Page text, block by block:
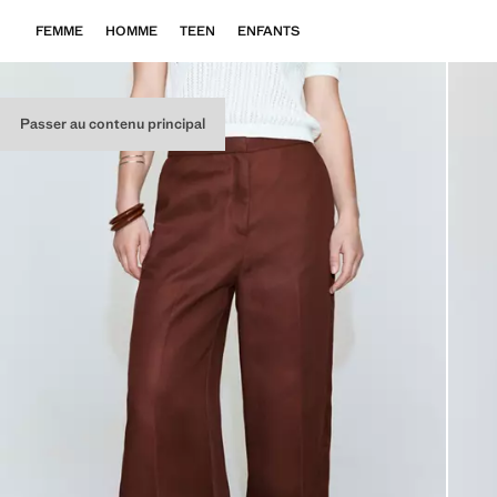
Passer au contenu principal
FEMME HOMME TEEN ENFANTS